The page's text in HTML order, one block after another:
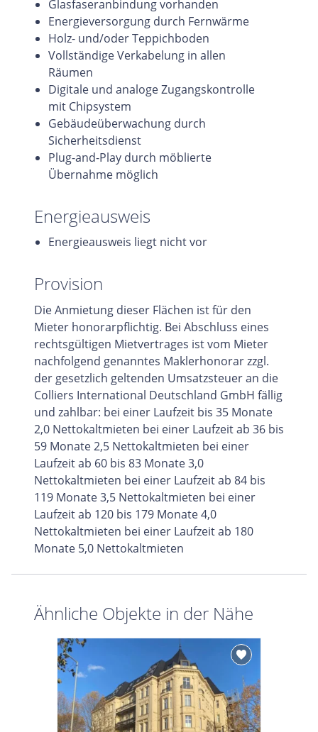
Glasfaseranbindung vorhanden
Energieversorgung durch Fernwärme
Holz- und/oder Teppichboden
Vollständige Verkabelung in allen
Räumen
Digitale und analoge Zugangskontrolle
mit Chipsystem
Gebäudeüberwachung durch
Sicherheitsdienst
Plug-and-Play durch möblierte
Übernahme möglich
Energieausweis
Energieausweis liegt nicht vor
Provision
Die Anmietung dieser Flächen ist für den
Mieter honorarpflichtig. Bei Abschluss eines
rechtsgültigen Mietvertrages ist vom Mieter
nachfolgend genanntes Maklerhonorar zzgl.
der gesetzlich geltenden Umsatzsteuer an die
Colliers International Deutschland GmbH fällig
und zahlbar: bei einer Laufzeit bis 35 Monate
2,0 Nettokaltmieten bei einer Laufzeit ab 36 bis
59 Monate 2,5 Nettokaltmieten bei einer
Laufzeit ab 60 bis 83 Monate 3,0
Nettokaltmieten bei einer Laufzeit ab 84 bis
119 Monate 3,5 Nettokaltmieten bei einer
Laufzeit ab 120 bis 179 Monate 4,0
Nettokaltmieten bei einer Laufzeit ab 180
Monate 5,0 Nettokaltmieten
Ähnliche Objekte in der Nähe